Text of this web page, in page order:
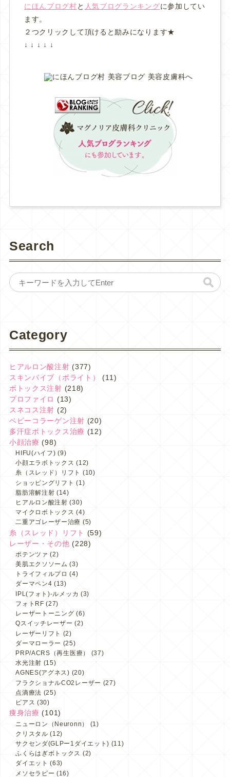
にほんブログ村と 人気ブログランキングに参加してい
ます。
２つクリックして頂けると励みになります★
↓ ↓ ↓ ↓ ↓
Search
Category
ヒアルロン酸注射 (377)
スキンバイブ（ボライト）
(11)
ボトックス注射 (218)
プロファイロ (13)
スネコス注射 (2)
ベビーコラーゲン注射 (20)
多汗症ボトックス治療 (12)
小顔治療 (98)
HIFU(ハイフ) (9)
小顔エラボトックス (12)
糸（スレッド）リフト (10)
ショッピングリフト (1)
脂肪溶解注射 (14)
ヒアルロン酸注射 (30)
マイクロボトックス (4)
二重アゴレーザー治療 (5)
糸（スレッド）リフト
(59)
レーザー・その他 (228)
ポテンツァ (2)
美肌エクソソーム (3)
トライフィルプロ (4)
ダーマペン4 (13)
IPL(フォト)-ルメッカ (3)
フォトRF (27)
レーザートーニング (6)
Qスイッチレーザー (2)
レーザーリフト (2)
ダーマローラー (25)
PRP/ACRS（再生医療）
(37)
水光注射 (15)
AGNES(アグネス) (20)
フラクショナルCO2レーザー (27)
点滴療法 (25)
ピアス (30)
痩身治療 (101)
ニューロン（Neuronn）
(1)
クリスタル (12)
サクセンダ(GLPー1ダイエット) (11)
ふくらはぎボトックス (2)
ダイエット (63)
メソセラピー (16)